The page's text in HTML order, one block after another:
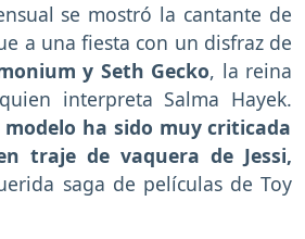
se mostró la cantante de
a una fiesta con un disfraz de
y Seth Gecko, la reina
interpreta Salma Hayek.
modelo ha sido muy criticada
traje de vaquera de Jessi,
saga de películas de Toy